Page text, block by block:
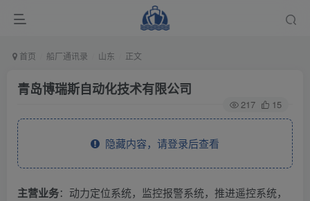
首页 船厂通讯录 山东 正文
青岛博瑞斯自动化技术有限公司
217 15
隐藏内容，请登录后查看
主营业务：动力定位系统，监控报警系统，推进遥控系统，